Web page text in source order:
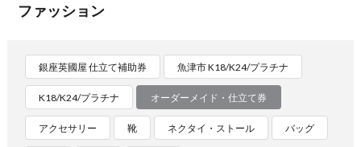
ファッション
銀座英國屋 仕立て補助券 魚津市 K18/K24/プラチナ
K18/K24/プラチナ オーダーメイド・仕立て券
アクセサリー 靴 ネクタイ・ストール バッグ